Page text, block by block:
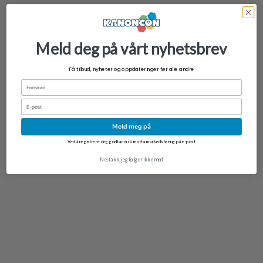
Good Smile Nendoroid Plus FERN Rubber Mascot – Frieren: Beyond
Journey’s End
Meld deg på vårt nyhetsbrev
Få tilbud, nyheter og oppdateringer før alle andre
Fornavn
Email
Meld meg på
Ved å registrere deg godtar du å motta markedsføring på e-post
Nei takk, jeg følger ikke med